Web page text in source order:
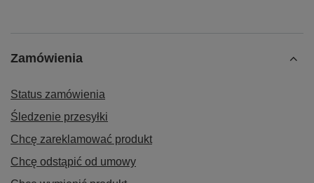
Zamówienia
Status zamówienia
Śledzenie przesyłki
Chcę zareklamować produkt
Chcę odstąpić od umowy